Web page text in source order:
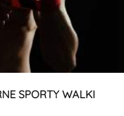
SPORTY WALKI